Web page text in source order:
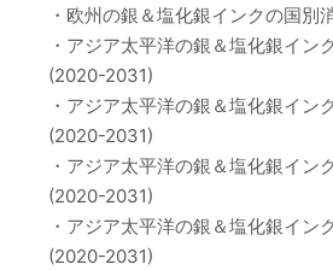
・欧州の銀＆塩化銀インクの国別
・アジア太平洋の銀＆塩化銀イン
(2020-2031)
・アジア太平洋の銀＆塩化銀イン
(2020-2031)
・アジア太平洋の銀＆塩化銀イン
(2020-2031)
・アジア太平洋の銀＆塩化銀イン
(2020-2031)